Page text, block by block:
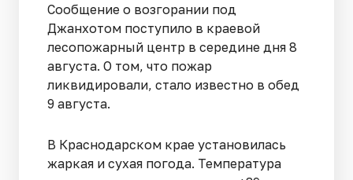
Сообщение о возгорании под
Джанхотом поступило в краевой
лесопожарный центр в середине дня 8
августа. О том, что пожар
ликвидировали, стало известно в обед
9 августа.
В Краснодарском крае установилась
жаркая и сухая погода. Температура